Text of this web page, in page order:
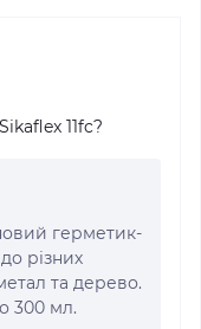
11fc?
герметик-
різних
та дерево.
300 мл.